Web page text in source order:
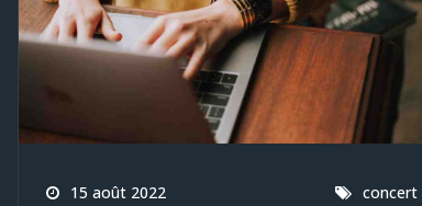
15 août 2022 concert